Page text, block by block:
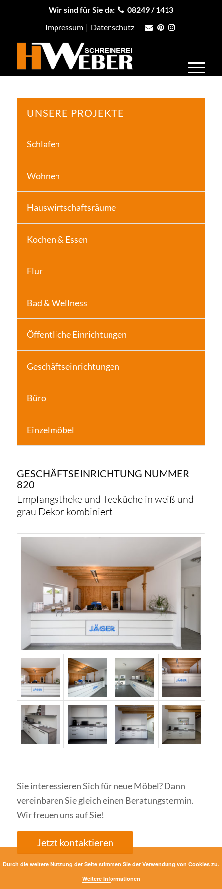
Wir sind für Sie da:
08249 / 1413
Impressum | Datenschutz
UNSERE PROJEKTE
Schlafen
Wohnen
Hauswirtschaftsräume
Kochen & Essen
Flur
Bad & Wellness
Öffentliche Einrichtungen
Geschäftseinrichtungen
Büro
Einzelmöbel
GESCHÄFTSEINRICHTUNG NUMMER
820
Empfangstheke und Teeküche in weiß und
grau Dekor kombiniert
Sie interessieren Sich für neue Möbel? Dann
vereinbaren Sie gleich einen Beratungstermin.
Wir freuen uns auf Sie!
Jetzt kontaktieren
Durch die weitere Nutzung der Seite stimmen Sie der Verwendung von Cookies zu.
Weitere Informationen